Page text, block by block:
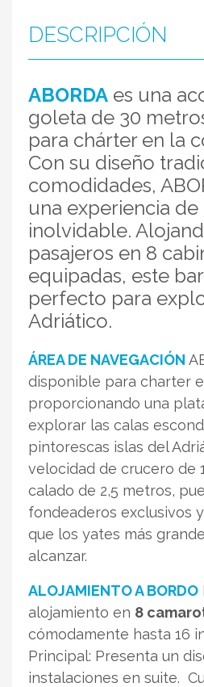
DESCRIPCIÓN
ABORDA es una
goleta de 30
para chárter en la
Con su diseño
comodidades,
una experiencia
inolvidable.
pasajeros en 8
equipadas, este
perfecto para
Adriático.
ÁREA DE NAVEGACIÓN
disponible para charter
proporcionando una
explorar las calas
pintorescas islas del
velocidad de crucero de
calado de 2,5 metros,
fondeaderos exclusivos
que los yates más
alcanzar.
ALOJAMIENTO A BORDO
alojamiento en 8
cómodamente hasta 16
Principal: Presenta un
instalaciones en suite.